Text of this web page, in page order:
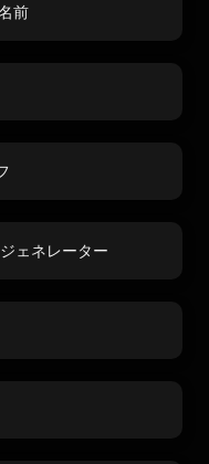
前
ェネレーター